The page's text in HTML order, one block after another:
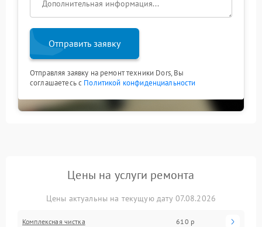
Отправить заявку
Отправляя заявку на ремонт техники Dors, Вы
соглашаетесь с Политикой конфиденциальности
Цены на услуги ремонта
Цены актуальны на текущую дату 07.08.2026
Комплексная чистка 610 р